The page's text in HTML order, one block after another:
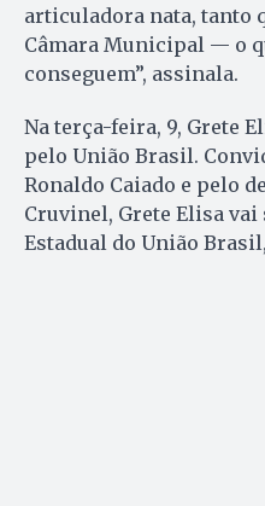
articuladora nata, tanto
Câmara Municipal — o
conseguem”, assinala.
Na terça-feira, 9, Grete
pelo União Brasil.
Ronaldo Caiado e pelo
Cruvinel, Grete Elisa
Estadual do União